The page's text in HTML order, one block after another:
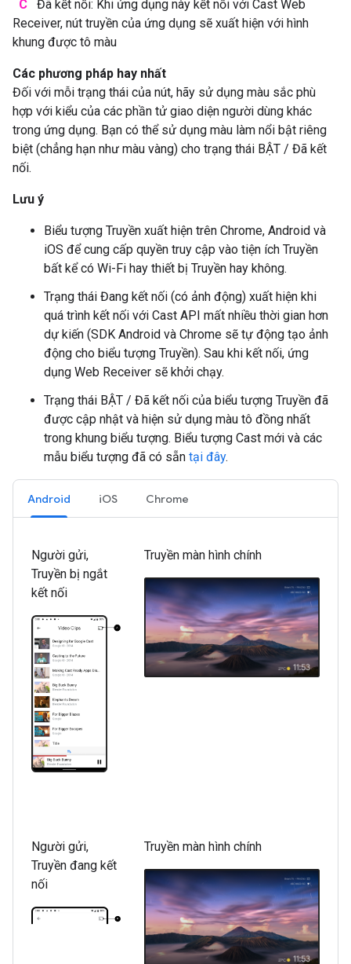
C
Đã kết nối: Khi ứng dụng này kết nối với Cast Web
Receiver, nút truyền của ứng dụng sẽ xuất hiện với hình
khung được tô màu
Các phương pháp hay nhất
Đối với mỗi trạng thái của nút, hãy sử dụng màu sắc phù
hợp với kiểu của các phần tử giao diện người dùng khác
trong ứng dụng. Bạn có thể sử dụng màu làm nổi bật riêng
biệt (chẳng hạn như màu vàng) cho trạng thái BẬT / Đã kết
nối.
Lưu ý
Biểu tượng Truyền xuất hiện trên Chrome, Android và
iOS để cung cấp quyền truy cập vào tiện ích Truyền
bất kể có Wi-Fi hay thiết bị Truyền hay không.
Trạng thái Đang kết nối (có ảnh động) xuất hiện khi
quá trình kết nối với Cast API mất nhiều thời gian hơn
dự kiến (SDK Android và Chrome sẽ tự động tạo ảnh
động cho biểu tượng Truyền). Sau khi kết nối, ứng
dụng Web Receiver sẽ khởi chạy.
Trạng thái BẬT / Đã kết nối của biểu tượng Truyền đã
được cập nhật và hiện sử dụng màu tô đồng nhất
trong khung biểu tượng. Biểu tượng Cast mới và các
mẫu biểu tượng đã có sẵn tại đây.
Android iOS Chrome
Người gửi,
Truyền bị ngắt
kết nối
Truyền màn hình chính
Người gửi,
Truyền đang kết
nối
Truyền màn hình chính